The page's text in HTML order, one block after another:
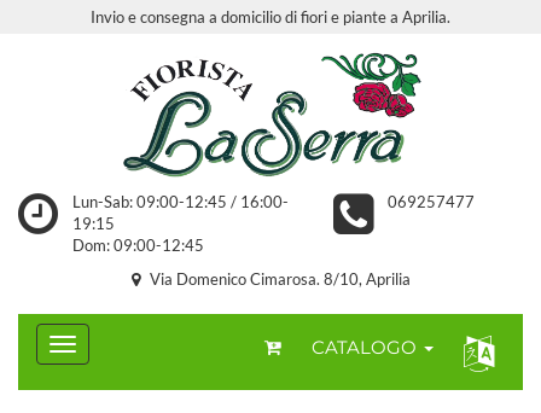
Invio e consegna a domicilio di fiori e piante a Aprilia.
Lun-Sab: 09:00-12:45 / 16:00-
19:15
Dom: 09:00-12:45
069257477
Via Domenico Cimarosa. 8/10, Aprilia
CATALOGO